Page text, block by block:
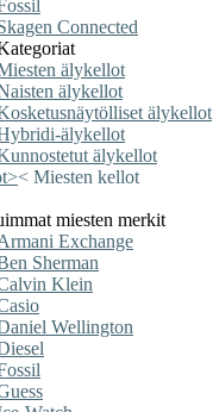
Connected
älykellot
älykellot
älykellot
älykellot
älykellot
>< Miesten kellot
miesten merkit
Exchange
Sherman
Klein
Wellington